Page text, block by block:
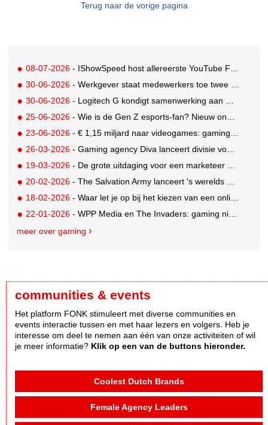
Terug naar de vorige pagina
08-07-2026 - IShowSpeed host allereerste YouTube FIFA Creator Cup
30-06-2026 - Werkgever staat medewerkers toe twee dagen betaald te gamen
30-06-2026 - Logitech G kondigt samenwerking aan met Call of Duty: Modern Warfare 4
25-06-2026 - Wie is de Gen Z esports-fan? Nieuw onderzoek brengt doelgroep in beeld
23-06-2026 - € 1,15 miljard naar videogames: gaming blijft entertainmentreus
26-03-2026 - Gaming agency Diva lanceert divisie voor creator en community-engagement
19-03-2026 - De grote uitdaging voor een marketeer als adverteren niet mogelijk is
20-02-2026 - The Salvation Army lanceert 's werelds eerste digitale kringloopwinkel op Roblox
18-02-2026 - Waar let je op bij het kiezen van een online casino in België?
22-01-2026 - WPP Media en The Invaders: gaming niet langer een mannenwereld
meer over gaming
communities & events
Het platform FONK stimuleert met diverse communities en
events interactie tussen en met haar lezers en volgers. Heb je
interesse om deel te nemen aan één van onze activiteiten of wil
je meer informatie? Klik op een van de buttons hieronder.
Coolest Dutch Brands
Female Agency Leaders